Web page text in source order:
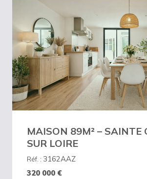
MAISON 89M² – SAINTE
SUR LOIRE
Réf. : 3162AAZ
320 000 €